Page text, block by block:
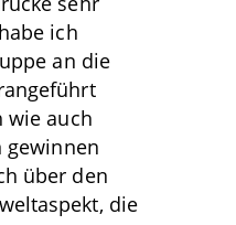
ich
an die
wie auch
gewinnen
über den
die